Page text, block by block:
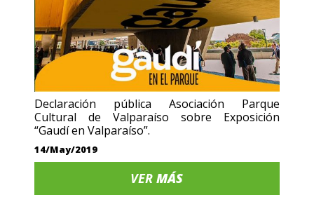
Declaración pública Asociación Parque
Cultural de Valparaíso sobre Exposición
“Gaudí en Valparaíso”.
14/May/2019
VERMÁS